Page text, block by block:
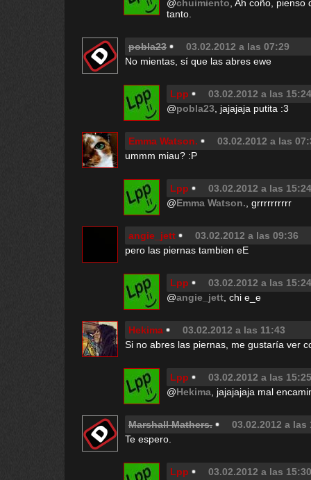
@chuimiento , Ah coño,
tanto.
pobla23
03.02.2012 a las 07:29
No mientas, sí que las abres ewe
Lpp
03.02.2012 a las 15:24
@pobla23 , jajajaja putita :3
Emma Watson.
03.02.2012 a las
ummm miau? :P
Lpp
03.02.2012 a las 15:24
@Emma Watson. , grrrrrrrrrr
angie_jett
03.02.2012 a las 09:36
pero las piernas tambien eE
Lpp
03.02.2012 a las 15:24
@angie_jett , chi e_e
Hekima
03.02.2012 a las 11:43
Si no abres las piernas, me gustaría ver
Lpp
03.02.2012 a las 15:25
@Hekima , jajajajaja mal
Marshall Mathers.
03.02.2012 a las
Te espero.
Lpp
03.02.2012 a las 15:30